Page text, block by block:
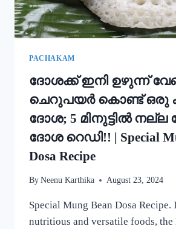
UPMA
RECIPE
PACHAKAM
ദോശക്ക് ഇനി ഉഴുന്ന്
ചെറുപയർ കൊണ്ട് ഒരു
ദോശ; 5 മിനുട്ടിൽ നല്ല
ദോശ റെഡി!! | Special
Dosa Recipe
By Neenu Karthika August 23, 2024
Special Mung Bean Dosa
nutritious and versatile foods, the